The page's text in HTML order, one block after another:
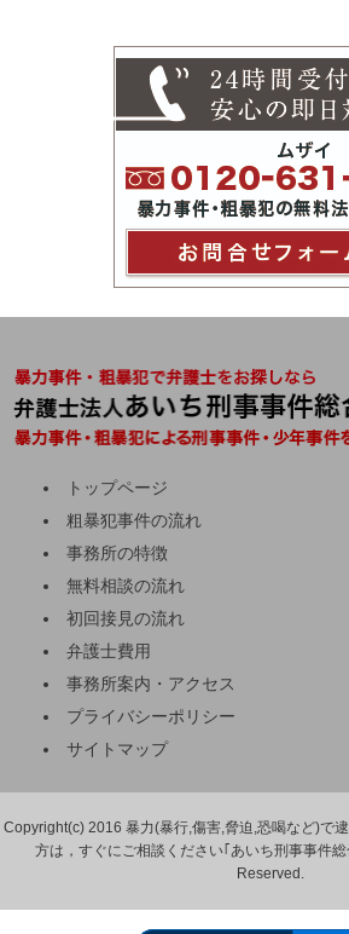
トップページ
粗暴犯事件の流れ
事務所の特徴
無料相談の流れ
初回接見の流れ
弁護士費用
事務所案内・アクセス
プライバシーポリシー
サイトマップ
Copyright(c) 2016 暴力(暴行,傷害,脅迫,恐喝など)で
方は，すぐにご相談ください｢あいち刑事事件
Reserved.